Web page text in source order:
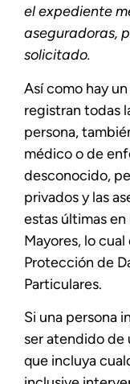
el expediente
aseguradoras,
solicitado.
Así como hay
registran todas
persona,
médico o de
desconocido,
privados y las
estas últimas
Mayores, lo
Protección de
Particulares.
Si una persona
ser atendido de
que incluya